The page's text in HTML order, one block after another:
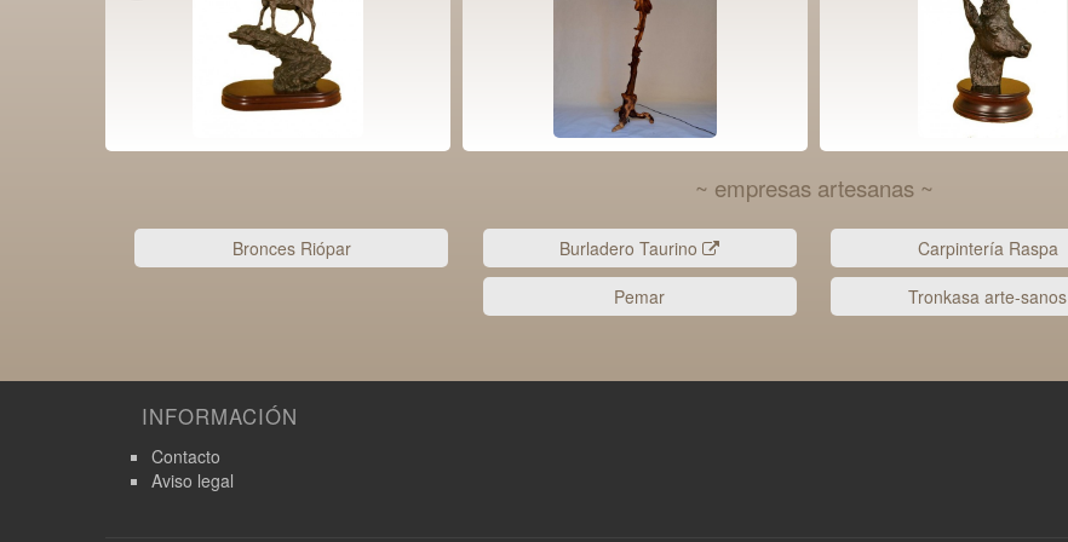
~ empresas artesanas ~
Bronces Riópar Burladero Taurino Carpintería Raspa
Pemar
Tronkasa arte-sanos
INFORMACIÓN
Contacto
Aviso legal